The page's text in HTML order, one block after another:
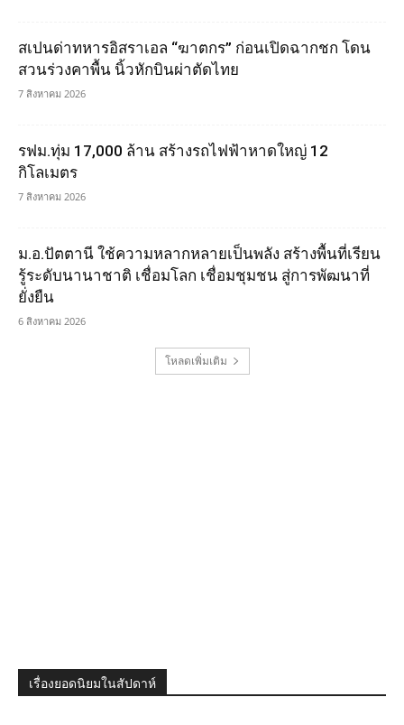
สเปนด่าทหารอิสราเอล “ฆาตกร” ก่อนเปิดฉากชก โดน
สวนร่วงคาพื้น นิ้วหักบินผ่าตัดไทย
7 สิงหาคม 2026
รฟม.ทุ่ม 17,000 ล้าน สร้างรถไฟฟ้าหาดใหญ่ 12
กิโลเมตร
7 สิงหาคม 2026
ม.อ.ปัตตานี ใช้ความหลากหลายเป็นพลัง สร้างพื้นที่เรียน
รู้ระดับนานาชาติ เชื่อมโลก เชื่อมชุมชน สู่การพัฒนาที่
ยั่งยืน
6 สิงหาคม 2026
โหลดเพิ่มเติม
เรื่องยอดนิยมในสัปดาห์